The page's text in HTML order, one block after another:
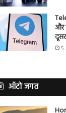
और
5
ऑटो जगत